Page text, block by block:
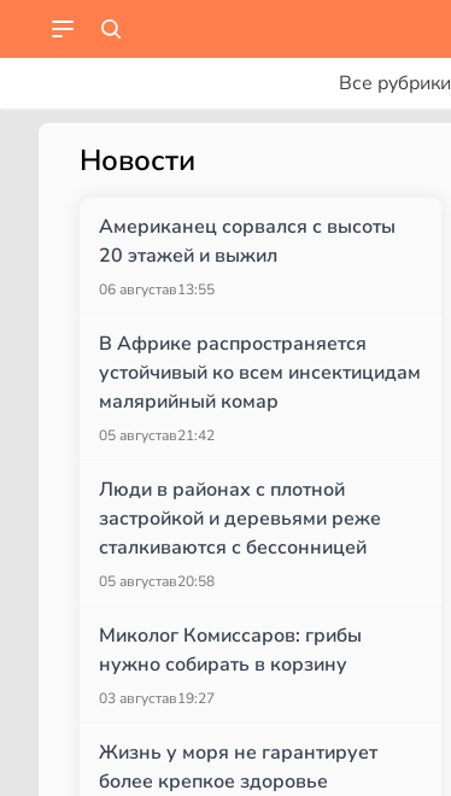
Все рубрики
Новости
Американец сорвался с высоты
20 этажей и выжил
06 августав13:55
В Африке распространяется
устойчивый ко всем инсектицидам
малярийный комар
05 августав21:42
Люди в районах с плотной
застройкой и деревьями реже
сталкиваются с бессонницей
05 августав20:58
Миколог Комиссаров: грибы
нужно собирать в корзину
03 августав19:27
Жизнь у моря не гарантирует
более крепкое здоровье